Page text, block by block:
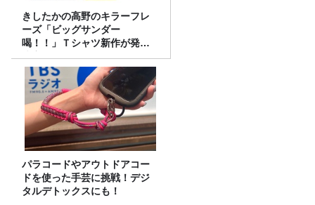
きしたかの高野のキラーフレ
ーズ「ビッグサンダー
喝！！」Ｔシャツ新作が発売
決定！
パラコードやアウトドアコー
ドを使った手芸に挑戦！デジ
タルデトックスにも！